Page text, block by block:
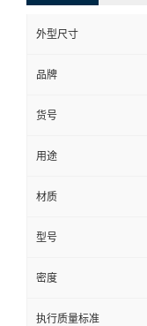
方
外型尺寸
品牌
货号
用途
材质
型号
密度
执行质量标准